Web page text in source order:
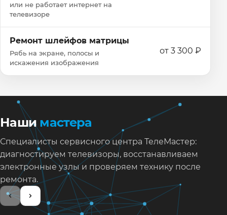
или не работает интернет на
телевизоре
Ремонт шлейфов матрицы
Рябь на экране, полосы и
искажения изображения
от 3 300 ₽
Наши мастера
Специалисты сервисного центра ТелеМастер:
диагностируем телевизоры, восстанавливаем
электронные узлы и проверяем технику после
ремонта.